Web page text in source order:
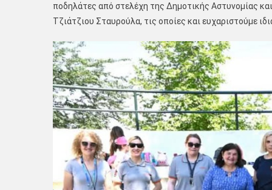
ποδηλάτες από στελέχη της Δημοτικής Αστυνομίας
Τζιάτζιου Σταυρούλα, τις οποίες και ευχαριστούμε